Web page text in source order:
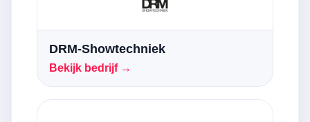
DRM-Showtechniek
Bekijk bedrijf →